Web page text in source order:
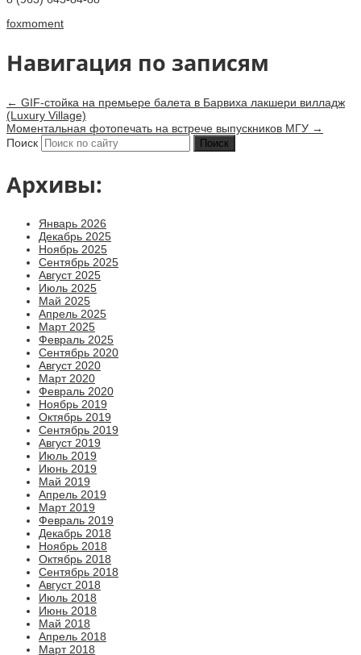
foxmoment
Навигация по записям
← GIF-стойка на премьере балета в Барвиха лакшери вилладж
(Luxury Village)
Моментальная фотопечать на встрече выпускников МГУ →
Поиск
Архивы:
Январь 2026
Декабрь 2025
Ноябрь 2025
Сентябрь 2025
Август 2025
Июль 2025
Май 2025
Апрель 2025
Март 2025
Февраль 2025
Сентябрь 2020
Август 2020
Март 2020
Февраль 2020
Ноябрь 2019
Октябрь 2019
Сентябрь 2019
Август 2019
Июль 2019
Июнь 2019
Май 2019
Апрель 2019
Март 2019
Февраль 2019
Декабрь 2018
Ноябрь 2018
Октябрь 2018
Сентябрь 2018
Август 2018
Июль 2018
Июнь 2018
Май 2018
Апрель 2018
Март 2018